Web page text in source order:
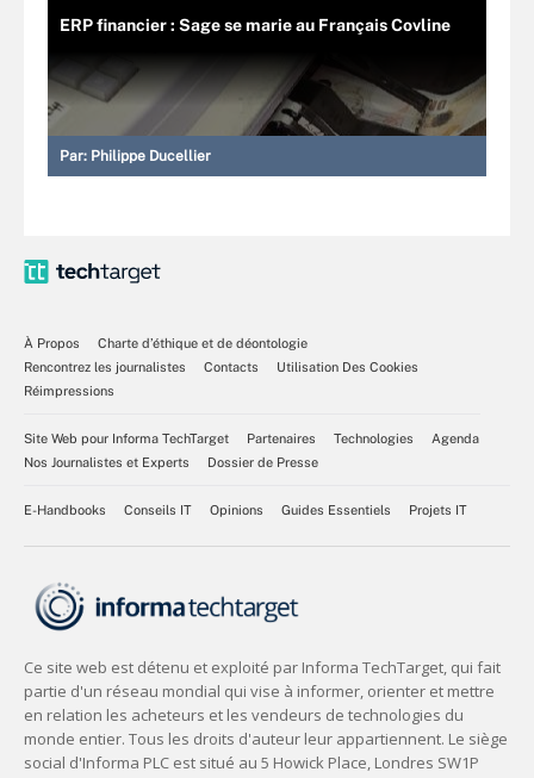
ERP financier : Sage se marie au Français Covline
Par: Philippe Ducellier
À Propos
Charte d’éthique et de déontologie
Rencontrez les journalistes
Contacts
Utilisation Des Cookies
Réimpressions
Site Web pour Informa TechTarget Partenaires Technologies
Agenda
Nos Journalistes et Experts
Dossier de Presse
E-Handbooks Conseils IT Opinions Guides Essentiels Projets IT